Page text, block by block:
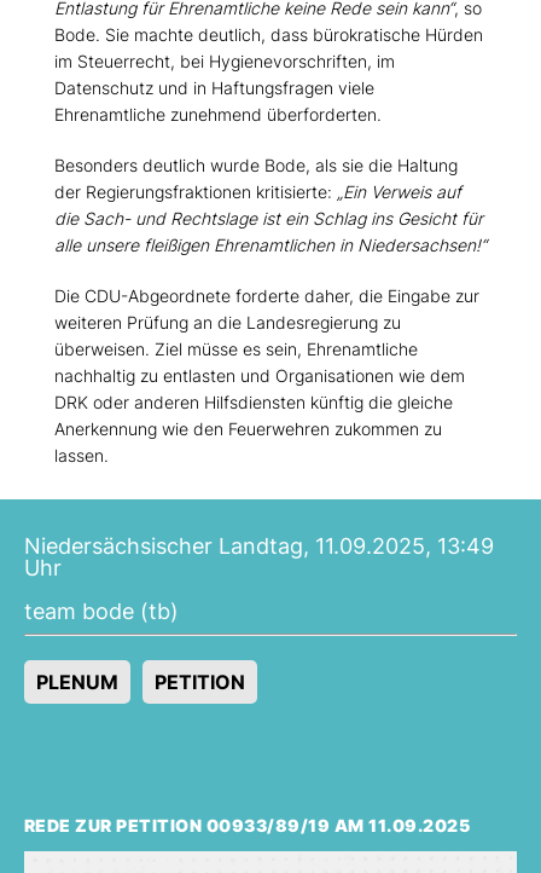
Entlastung für Ehrenamtliche keine Rede sein kann“, so
Bode. Sie machte deutlich, dass bürokratische Hürden
im Steuerrecht, bei Hygienevorschriften, im
Datenschutz und in Haftungsfragen viele
Ehrenamtliche zunehmend überforderten.
Besonders deutlich wurde Bode, als sie die Haltung
der Regierungsfraktionen kritisierte: Ein Verweis auf
die Sach- und Rechtslage ist ein Schlag ins Gesicht für
alle unsere fleißigen Ehrenamtlichen in Niedersachsen!“
Die CDU-Abgeordnete forderte daher, die Eingabe zur
weiteren Prüfung an die Landesregierung zu
überweisen. Ziel müsse es sein, Ehrenamtliche
nachhaltig zu entlasten und Organisationen wie dem
DRK oder anderen Hilfsdiensten künftig die gleiche
Anerkennung wie den Feuerwehren zukommen zu
lassen.
Niedersächsischer Landtag, 11.09.2025, 13:49
Uhr
team bode (tb)
PLENUM PETITION
REDE ZUR PETITION 00933/89/19 AM 11.09.2025